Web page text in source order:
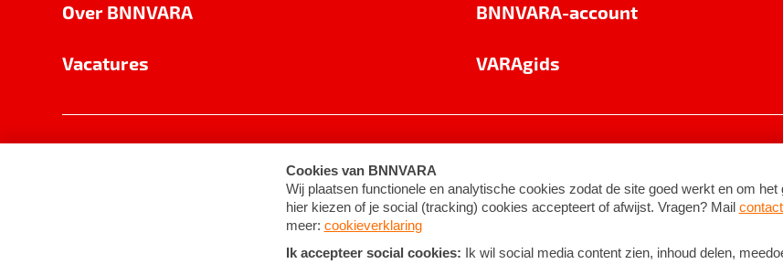
Over BNNVARA
Vacatures
BNNVARA-account
VARAgids
Cookie-instellingen Algemene voorwaarden ©2026BNNVARA